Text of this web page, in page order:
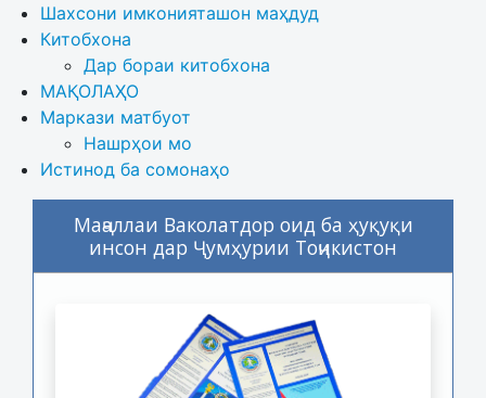
Шахсони имконияташон маҳдуд
Китобхона
Дар бораи китобхона
МАҚОЛАҲО
Маркази матбуот
Нашрҳои мо
Истинод ба сомонаҳо
Маҷаллаи Ваколатдор оид ба ҳуқуқи
инсон дар Ҷумҳурии Тоҷикистон